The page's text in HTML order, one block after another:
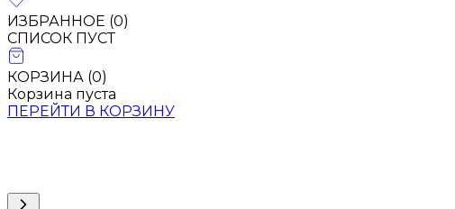
ИЗБРАННОЕ (0)
СПИСОК ПУСТ
КОРЗИНА (0)
Корзина пуста
ПЕРЕЙТИ В КОРЗИНУ